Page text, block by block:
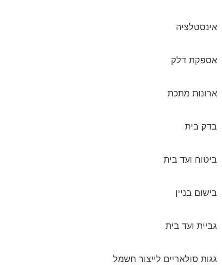
אינסטלציה
אספקת דלק
ארונות מתכת
בדק בית
ביטוח ועד בית
בישום בניין
גביית ועד בית
גגות סולאריים לייצור חשמל